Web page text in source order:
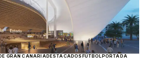
GRAN CANARIADESTACADOSFÚTBOLPORTADA